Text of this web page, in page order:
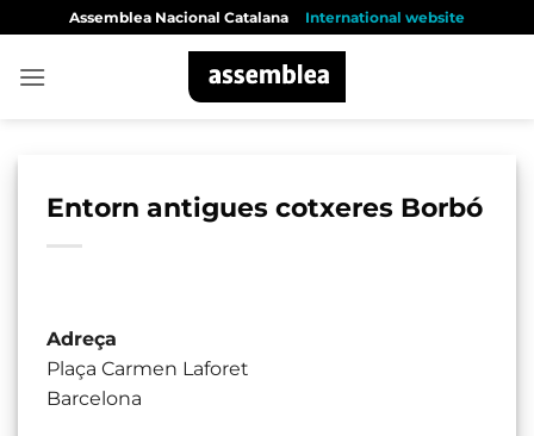
content
Assemblea Nacional Catalana International website
Entorn antigues cotxeres Borbó
Adreça
Plaça Carmen Laforet
Barcelona